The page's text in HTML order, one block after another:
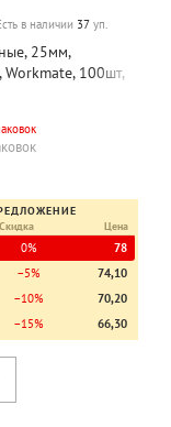
в наличии 37 уп.
25мм,
100шт,
Скидка Цена
0%
78
−5%
74,10
−10%
70,20
−15% 66,30